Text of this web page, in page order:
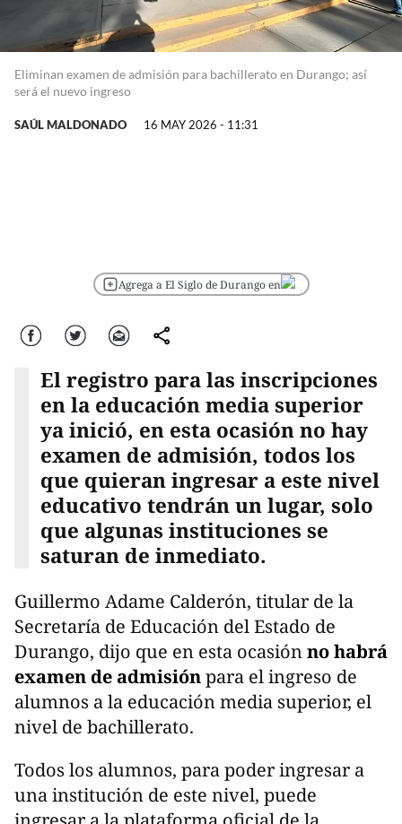
Eliminan examen de admisión para bachillerato en Durango; así
será el nuevo ingreso
SAÚL MALDONADO 16 MAY 2026 - 11:31
Agrega a El Siglo de Durango en
Facebook Twitter Correo comparte
El registro para las inscripciones
en la educación media superior
ya inició, en esta ocasión no hay
examen de admisión, todos los
que quieran ingresar a este nivel
educativo tendrán un lugar, solo
que algunas instituciones se
saturan de inmediato.
Guillermo Adame Calderón, titular de la
Secretaría de Educación del Estado de
Durango, dijo que en esta ocasiónno habrá
examen de admisiónpara el ingreso de
alumnos a la educación media superior, el
nivel de bachillerato.
Todos los alumnos, para poder ingresar a
una institución de este nivel, puede